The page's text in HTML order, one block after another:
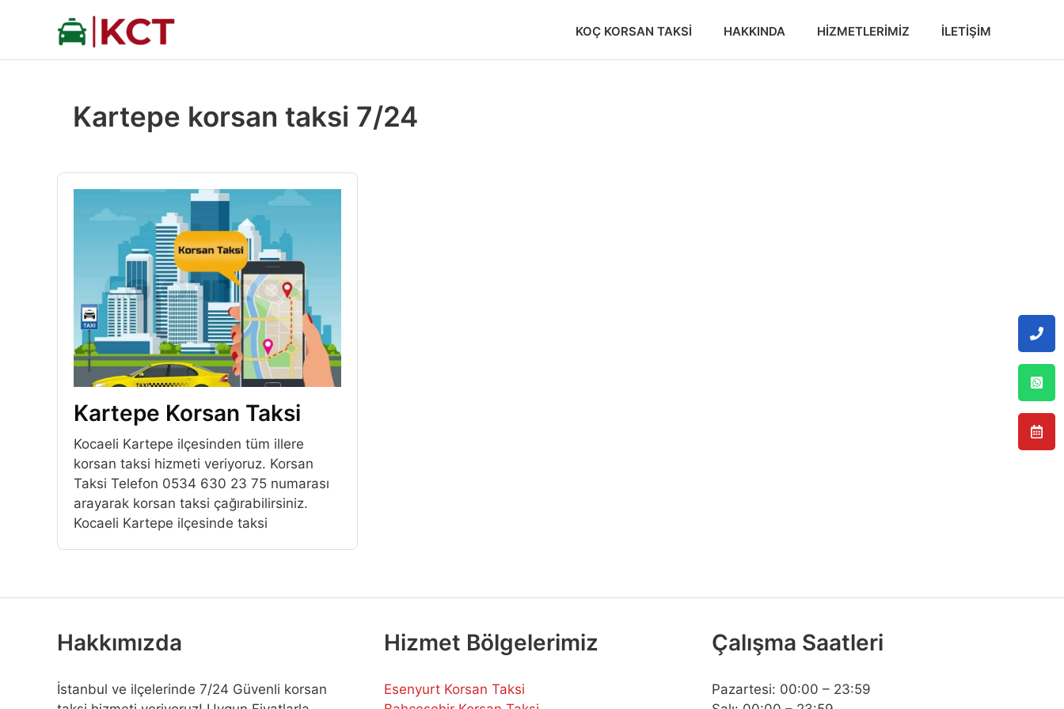
KOÇ KORSAN TAKSI HAKKINDA HIZMETLERIMIZ İLETIŞIM
Kartepe korsan taksi 7/24
Kartepe Korsan Taksi
Kocaeli Kartepe ilçesinden tüm illere
korsan taksi hizmeti veriyoruz. Korsan
Taksi Telefon 0534 630 23 75 numarası
arayarak korsan taksi çağırabilirsiniz.
Kocaeli Kartepe ilçesinde taksi
Hakkımızda
İstanbul ve ilçelerinde 7/24 Güvenli korsan
Hizmet Bölgelerimiz
Esenyurt Korsan Taksi
Çalışma Saatleri
Pazartesi: 00:00 – 23:59